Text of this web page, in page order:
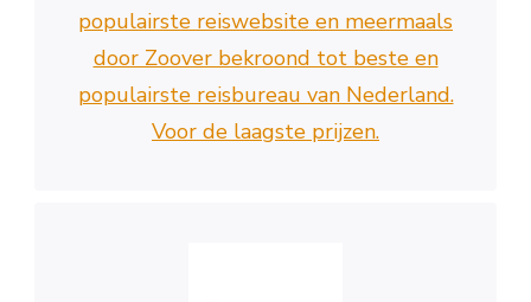
populairste reiswebsite en meermaals
door Zoover bekroond tot beste en
populairste reisbureau van Nederland.
Voor de laagste prijzen.